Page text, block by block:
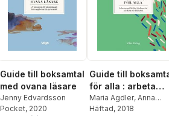
Guide till boksamtal
med ovana läsare
Jenny Edvardsson
Pocket, 2020
Guide till
för alla : arbeta
med lättläst i
boksamtal på
Maria Agdler, Anna
Dahlström
Häftad, 2018